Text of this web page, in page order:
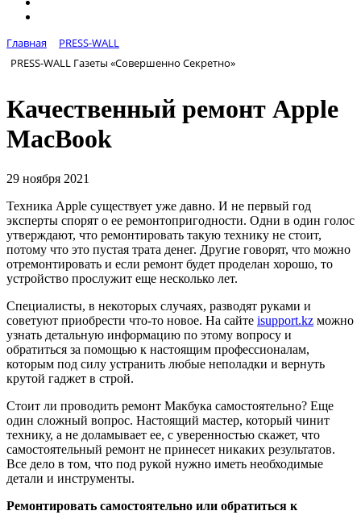
Главная
PRESS-WALL
PRESS-WALL Газеты «Совершенно Секретно»
Качественный ремонт Apple
MacBook
29 ноября 2021
Техника Apple существует уже давно. И не первый год
эксперты спорят о ее ремонтопригодности. Одни в один голос
утверждают, что ремонтировать такую технику не стоит,
потому что это пустая трата денег. Другие говорят, что можно
отремонтировать и если ремонт будет проделан хорошо, то
устройство прослужит еще несколько лет.
Специалисты, в некоторых случаях, разводят руками и
советуют приобрести что-то новое. На сайте isupport.kz можно
узнать детальную информацию по этому вопросу и
обратиться за помощью к настоящим профессионалам,
которым под силу устранить любые неполадки и вернуть
крутой гаджет в строй.
Стоит ли проводить ремонт Макбука самостоятельно? Еще
один сложный вопрос. Настоящий мастер, который чинит
технику, а не доламывает ее, с уверенностью скажет, что
самостоятельный ремонт не принесет никаких результатов.
Все дело в том, что под рукой нужно иметь необходимые
детали и инструменты.
Ремонтировать самостоятельно или обратиться к